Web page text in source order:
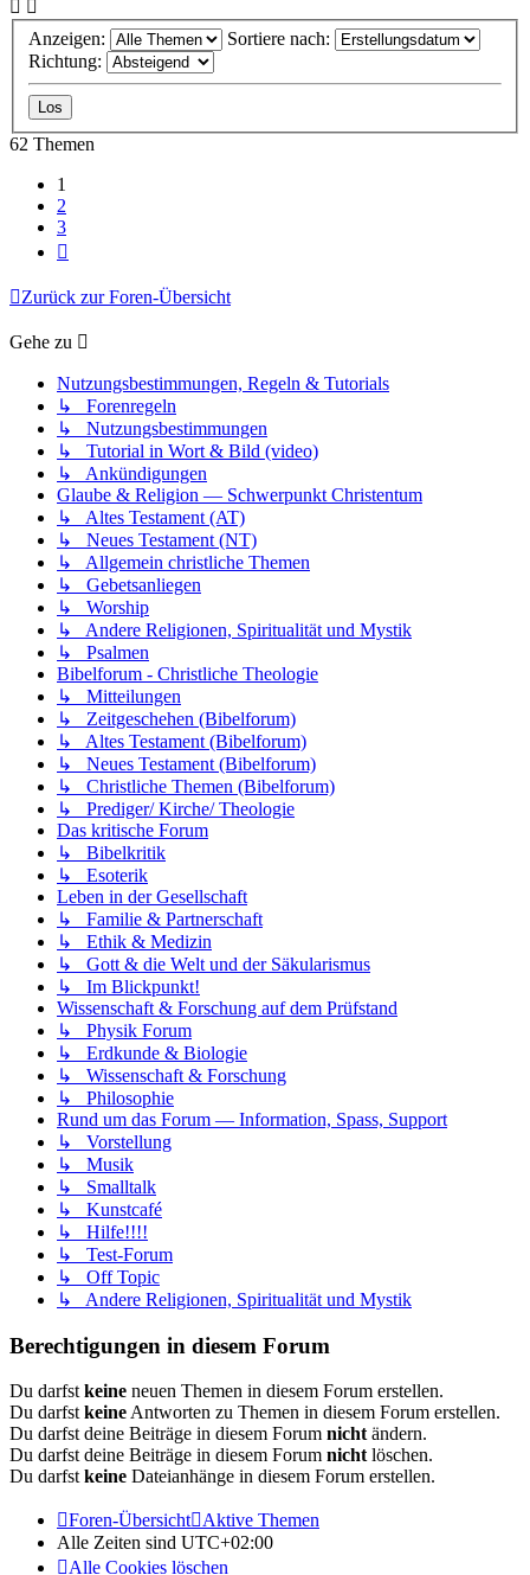
Anzeigen:
Sortiere nach:
Richtung:
62 Themen
1
2
3
Zurück zur Foren-Übersicht
Gehe zu
Nutzungsbestimmungen, Regeln & Tutorials
↳ Forenregeln
↳ Nutzungsbestimmungen
↳ Tutorial in Wort & Bild (video)
↳ Ankündigungen
Glaube & Religion — Schwerpunkt Christentum
↳ Altes Testament (AT)
↳ Neues Testament (NT)
↳ Allgemein christliche Themen
↳ Gebetsanliegen
↳ Worship
↳ Andere Religionen, Spiritualität und Mystik
↳ Psalmen
Bibelforum - Christliche Theologie
↳ Mitteilungen
↳ Zeitgeschehen (Bibelforum)
↳ Altes Testament (Bibelforum)
↳ Neues Testament (Bibelforum)
↳ Christliche Themen (Bibelforum)
↳ Prediger/ Kirche/ Theologie
Das kritische Forum
↳ Bibelkritik
↳ Esoterik
Leben in der Gesellschaft
↳ Familie & Partnerschaft
↳ Ethik & Medizin
↳ Gott & die Welt und der Säkularismus
↳ Im Blickpunkt!
Wissenschaft & Forschung auf dem Prüfstand
↳ Physik Forum
↳ Erdkunde & Biologie
↳ Wissenschaft & Forschung
↳ Philosophie
Rund um das Forum — Information, Spass, Support
↳ Vorstellung
↳ Musik
↳ Smalltalk
↳ Kunstcafé
↳ Hilfe!!!!
↳ Test-Forum
↳ Off Topic
↳ Andere Religionen, Spiritualität und Mystik
Berechtigungen in diesem Forum
Du darfst keine neuen Themen in diesem Forum erstellen.
Du darfst keine Antworten zu Themen in diesem Forum erstellen.
Du darfst deine Beiträge in diesem Forum nicht ändern.
Du darfst deine Beiträge in diesem Forum nicht löschen.
Du darfst keine Dateianhänge in diesem Forum erstellen.
Foren-Übersicht
Aktive Themen
Alle Zeiten sind UTC+02:00
Alle Cookies löschen